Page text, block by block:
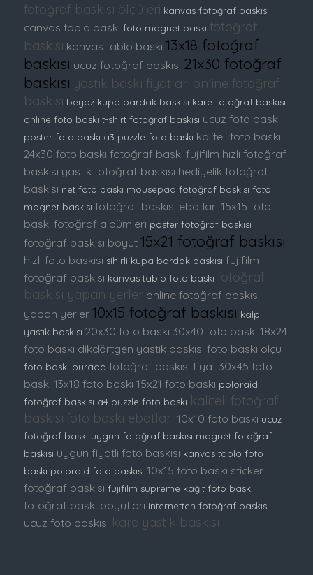
fotoğraf baskısı ölçüleri kanvas fotoğraf baskısı
canvas tablo baskı foto magnet baskı fotoğraf
baskısı kanvas tablo baskı 13x18 fotoğraf
baskısı ucuz fotoğraf baskısı 21x30 fotoğraf
baskısı yastık baskı fiyatları online fotoğraf
baskısı beyaz kupa bardak baskısı kare fotoğraf baskısı
online foto baskı t-shirt fotoğraf baskısı ucuz foto baskı
poster foto baskı a3 puzzle foto baskı kaliteli foto baskı
24x30 foto baskı fotoğraf baskı fujifilm hızlı fotoğraf
baskısı yastık fotoğraf baskısı hediyelik fotoğraf
baskısı net foto baskı mousepad fotoğraf baskısı foto
magnet baskısı fotoğraf baskısı ebatları 15x15 foto
baskı fotoğraf albümleri poster fotoğraf baskısı
fotoğraf baskısı boyut 15x21 fotoğraf baskısı
hızlı foto baskısı sihirli kupa bardak baskısı fujifilm
fotoğraf baskısı kanvas tablo foto baskı fotoğraf
baskısı yapan yerler online fotoğraf baskısı
yapan yerler 10x15 fotoğraf baskısı kalpli
yastık baskısı 20x30 foto baskı 30x40 foto baskı 18x24
foto baskı dikdörtgen yastık baskısı foto baskı ölçü
foto baskı burada fotoğraf baskısı fiyat 30x45 foto
baskı 13x18 foto baskı 15x21 foto baskı poloraid
fotoğraf baskısı a4 puzzle foto baskı kaliteli fotoğraf
baskısı foto baskı ebatları 10x10 foto baskı ucuz
fotoğraf baskı uygun fotoğraf baskısı magnet fotoğraf
baskısı uygun fiyatlı foto baskısı kanvas tablo foto
baskı poloroid foto baskısı 10x15 foto baskı sticker
fotoğraf baskısı fujifilm supreme kağıt foto baskı
fotoğraf baskı boyutları internetten fotoğraf baskısı
ucuz foto baskısı kare yastık baskısı